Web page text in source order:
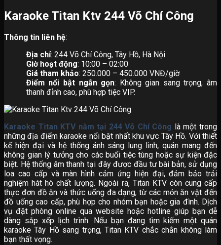
Karaoke Titan Ktv 244 Võ Chí Công
Thông tin liên hệ:
Địa chỉ: 244 Võ Chí Công, Tây Hồ, Hà Nội
Giờ hoạt động: 10:00 – 02:00
Giá tham khảo: 250.000 – 450.000 VNĐ/giờ
Điểm nổi bật ngắn gọn: Không gian sang trọng, âm
thanh đỉnh cao, phù hợp tiệc VIP.
Karaoke Titan KTV nằm tại 244 Võ Chí Công là một trong
những địa điểm karaoke nổi bật nhất khu vực Tây Hồ. Với thiết
kế hiện đại và hệ thống ánh sáng lung linh, quán mang đến
không gian lý tưởng cho các buổi tiệc tùng hoặc sự kiện đặc
biệt. Hệ thống âm thanh tại đây được đầu tư bài bản, sử dụng
loa cao cấp và màn hình cảm ứng hiện đại, đảm bảo trải
nghiệm hát hò chất lượng. Ngoài ra, Titan KTV còn cung cấp
thực đơn đồ ăn và thức uống đa dạng, từ các món ăn vặt đến
đồ uống cao cấp, phù hợp cho nhóm bạn hoặc gia đình. Dịch
vụ đặt phòng online qua website hoặc hotline giúp bạn dễ
dàng sắp xếp lịch trình. Nếu bạn đang tìm kiếm một quán
karaoke Tây Hồ sang trọng, Titan KTV chắc chắn không làm
bạn thất vọng.